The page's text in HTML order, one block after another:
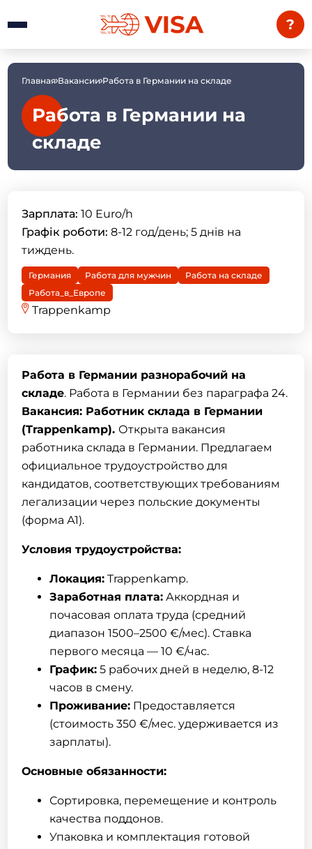
?
Главная Вакансии Работа в Германии на складе
Работа в Германии на
складе
Зарплата: 10 Euro/h
Графік роботи: 8-12 год/день; 5 днів на
тиждень.
Германия Работа для мужчин
Работа на складе
Работа_в_Европе
Trappenkamp
Работа в Германии разнорабочий на
складе. Работа в Германии без параграфа 24.
Вакансия: Работник склада в Германии
(Trappenkamp). Открыта вакансия
работника склада в Германии. Предлагаем
официальное трудоустройство для
кандидатов, соответствующих требованиям
легализации через польские документы
(форма А1).
Условия трудоустройства:
Локация: Trappenkamp.
Заработная плата: Аккордная и
почасовая оплата труда (средний
диапазон 1500–2500 €/мес). Ставка
первого месяца — 10 €/час.
График: 5 рабочих дней в неделю, 8-12
часов в смену.
Проживание: Предоставляется
(стоимость 350 €/мес. удерживается из
зарплаты).
Основные обязанности:
Сортировка, перемещение и контроль
качества поддонов.
Упаковка и комплектация готовой